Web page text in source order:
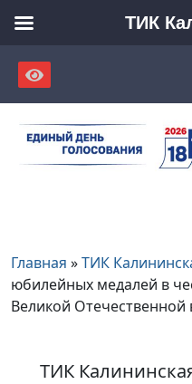
content
Главная »ТИК
юбилейных медалей в
Великой Отечественной
ТИК
ТИК